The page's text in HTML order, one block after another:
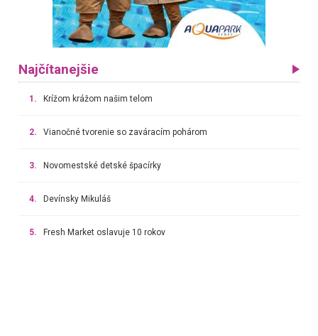
Najčítanejšie
1. Krížom krážom našim telom
2. Vianočné tvorenie so zaváracím pohárom
3. Novomestské detské špacírky
4. Devínsky Mikuláš
5. Fresh Market oslavuje 10 rokov